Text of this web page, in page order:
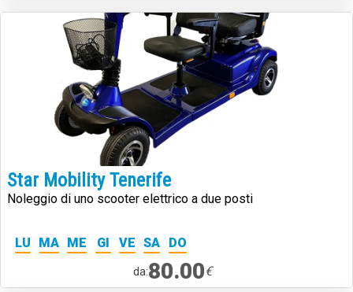
Star Mobility Tenerife
Noleggio di uno scooter elettrico a due posti
LU MA ME GI VE SA DO
da:80.00€